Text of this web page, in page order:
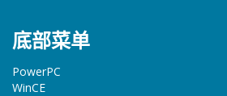
底部菜单
PowerPC
WinCE